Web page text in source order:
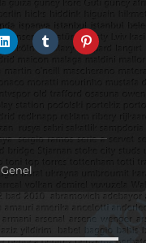
Kategoriler
Genel